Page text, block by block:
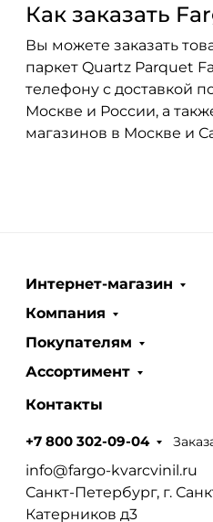
Как заказать
Вы можете заказать
паркет Quartz Parquet
телефону с доставкой
Москве и России, а
магазинов в Москве и
Интернет-магазин
Компания
Покупателям
Ассортимент
Контакты
+7 800 302-09-04
info@fargo-kvarcvinil.ru
Санкт-Петербург, г.
Катерников д3